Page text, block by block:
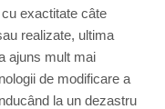
exactitate câte
realizate, ultima
ajuns mult mai
de modificare a
la un dezastru